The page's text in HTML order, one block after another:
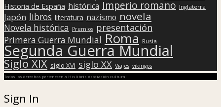
Historia de España histórica Imperio romano Inglaterra
Japón libros literatura nazismo novela
Novela histórica Premios presentación
Primera Guerra Mundial Roma Rusia
Segunda Guerra Mundial
Siglo XIX siglo XVI siglo XX Viajes vikingos
Todos los derechos pertenecen a Hislibris Asociación cultural
Sign In